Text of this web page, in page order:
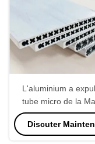
L'aluminium a
tube micro de la
1100 3003 pour
refroidisseur d'air de
Discuter